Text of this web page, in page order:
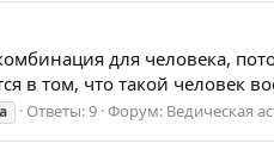
для человека,
в том, что такой человек
Ответы: 9 Форум: Ведическая